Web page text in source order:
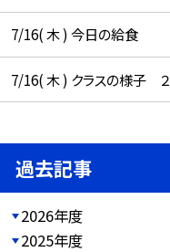
7/16( 木 ) 今日の給食
7/16( 木 ) クラスの様子 ２
過去記事
2026年度
2025年度